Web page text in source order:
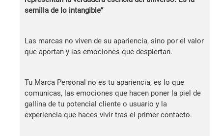
semilla de lo intangible”
Las marcas no viven de su apariencia, sino por el valor
que aportan y las emociones que despiertan.
Tu Marca Personal no es tu apariencia, es lo que
comunicas, las emociones que hacen poner la piel de
gallina de tu potencial cliente o usuario y la
experiencia que haces vivir tras el primer contacto.